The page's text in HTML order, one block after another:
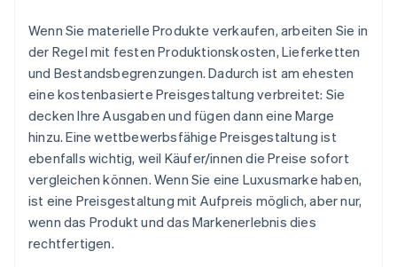
Wenn Sie materielle Produkte verkaufen, arbeiten Sie in
der Regel mit festen Produktionskosten, Lieferketten
und Bestandsbegrenzungen. Dadurch ist am ehesten
eine kostenbasierte Preisgestaltung verbreitet: Sie
decken Ihre Ausgaben und fügen dann eine Marge
hinzu. Eine wettbewerbsfähige Preisgestaltung ist
ebenfalls wichtig, weil Käufer/innen die Preise sofort
vergleichen können. Wenn Sie eine Luxusmarke haben,
ist eine Preisgestaltung mit Aufpreis möglich, aber nur,
wenn das Produkt und das Markenerlebnis dies
rechtfertigen.